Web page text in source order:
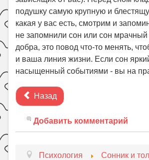
подушку самую крупную и
какая у вас есть, смотрим и
не запомнили сон или сон мрачный
добра, это повод что-то менять,
и ваша линия жизни. Если сон
насыщенный событиями - вы на
Назад
Добавить комментарий
Психология Сонник и